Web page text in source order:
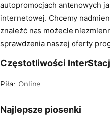
autopromocjach antenowych
internetowej. Chcemy
znaleźć nas możecie
sprawdzenia naszej oferty
Częstotliwości
Piła: Online
Najlepsze piosenki